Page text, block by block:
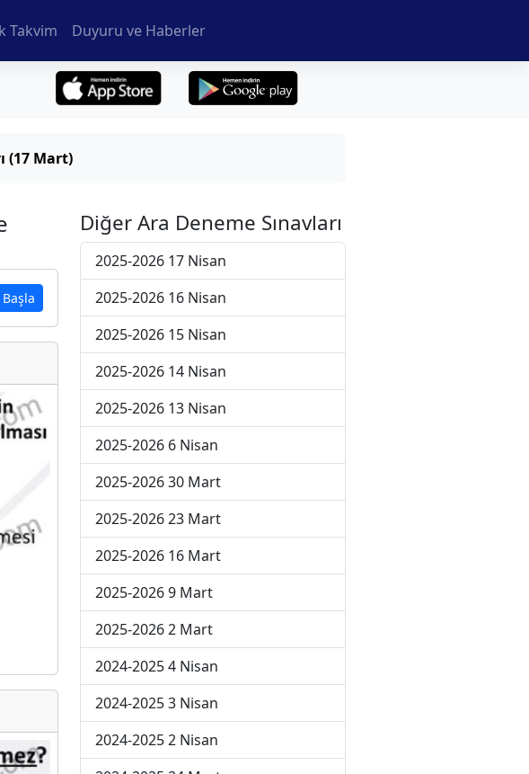
Takvim Duyuru ve Haberler
(17 Mart)
Başla
Diğer Ara Deneme Sınavları
2025-2026 17 Nisan
2025-2026 16 Nisan
2025-2026 15 Nisan
2025-2026 14 Nisan
2025-2026 13 Nisan
2025-2026 6 Nisan
2025-2026 30 Mart
2025-2026 23 Mart
2025-2026 16 Mart
2025-2026 9 Mart
2025-2026 2 Mart
2024-2025 4 Nisan
2024-2025 3 Nisan
2024-2025 2 Nisan